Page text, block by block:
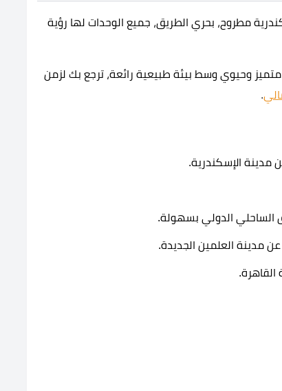
مطروح، بحري الطريق، جميع الوحدات لها رؤية
وحيوي وسط بيئة طبيعية رائعة، ترجع بك لزمن
.
مدينة الإسكندرية.
الساحلي الدولي بسهولة.
مدينة العلمين الجديدة.